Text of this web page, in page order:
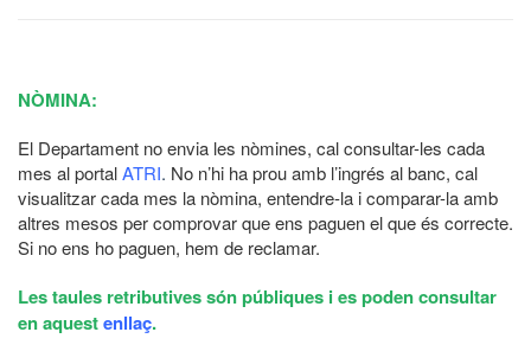
NÒMINA:
El Departament no envia les nòmines, cal consultar-les cada
mes al portalATRI. No n’hi ha prou amb l’ingrés al banc, cal
visualitzar cada mes la nòmina, entendre-la i comparar-la amb
altres mesos per comprovar que ens paguen el que és correcte.
Si no ens ho paguen, hem de reclamar.
Les taules retributives són públiques i es poden consultar
en aquestenllaç.